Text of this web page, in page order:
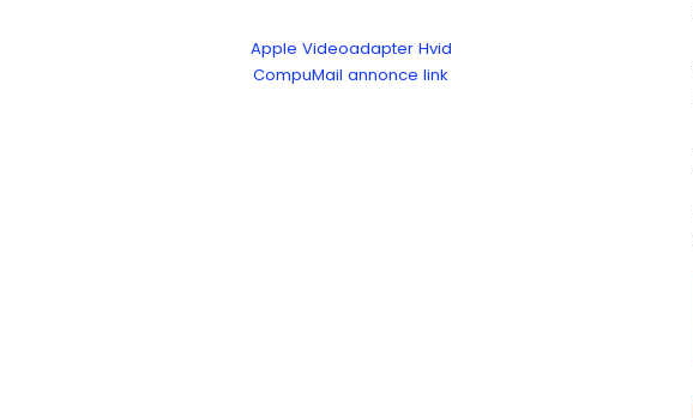
Apple Videoadapter Hvid
CompuMail annonce link